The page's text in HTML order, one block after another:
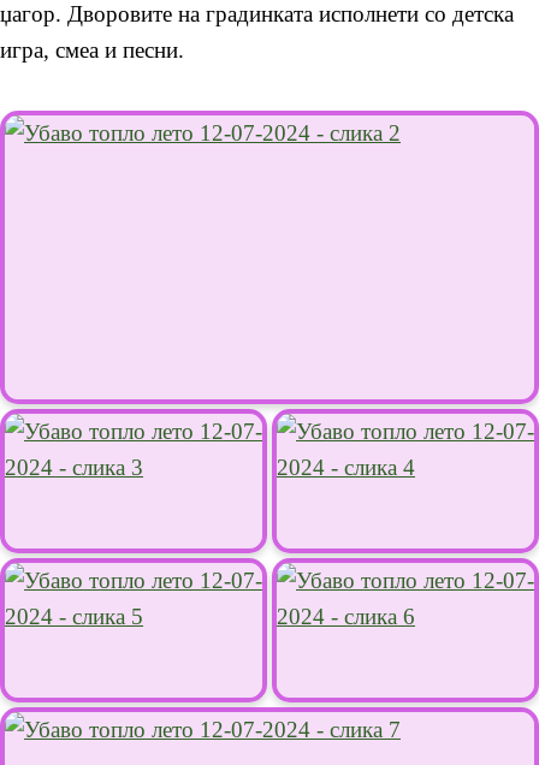
џагор. Дворовите на градинката исполнети со детска
игра, смеа и песни.